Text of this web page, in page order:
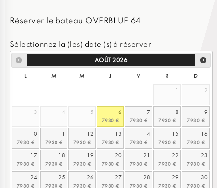
Réserver le bateau OVERBLUE 64
Sélectionnez la (les) date (s) à réserver
AOÛT 2026
L M M J V S
D
1
2
3 4 5 6 7 8 9
10 11 12 13 14 15 16
17 18 19 20 21 22 23
24 25 26 27 28 29 30